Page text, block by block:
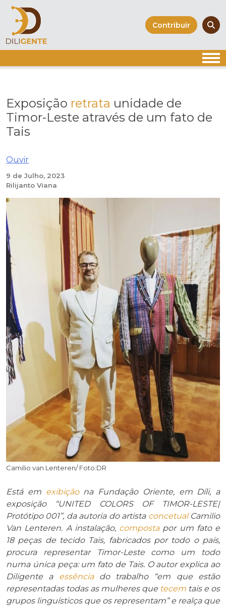
Skip
content
Contribuir
Exposição retrata unidade de
Timor-Leste através de um fato de
Tais
Ouvir
9 de Julho, 2023
Rilijanto Viana
Camilio van Lenteren/ Foto:DR
Está em exibiçãona Fundação Oriente, em Díli, a
exposição “UNITED COLORS OF TIMOR-LESTE|
Protótipo 001”, da autoria do artista concetualCamilio
Van Lenteren. A instalação, compostapor um fato e
18 peças de tecido Tais, fabricados por todo o país,
procura representar Timor-Leste como um todo
numa única peça: um fato de Tais. O autor explica ao
Diligente a essênciado trabalho “em que estão
representadas todas as mulheres que tecem tais e os
grupos linguísticos que os representam” e realça que